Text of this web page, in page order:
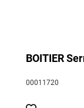
BOITIER
00011720